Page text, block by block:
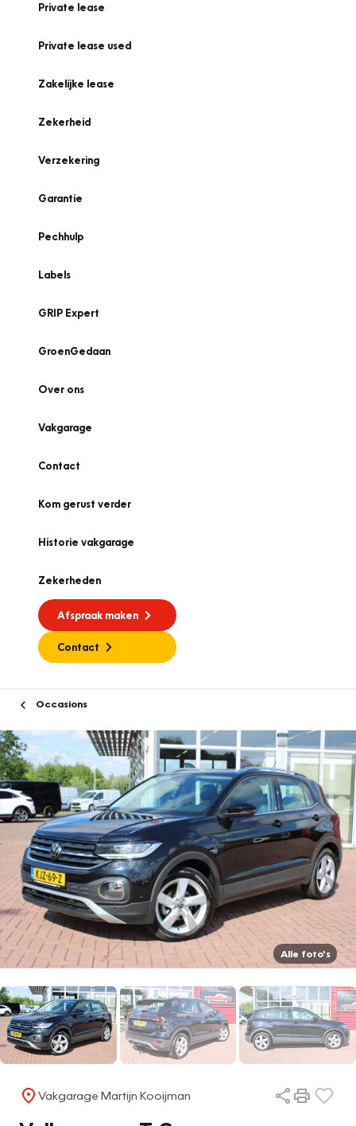
Private lease
Private lease used
Zakelijke lease
Zekerheid
Verzekering
Garantie
Pechhulp
Labels
GRIP Expert
GroenGedaan
Over ons
Vakgarage
Contact
Kom gerust verder
Historie vakgarage
Zekerheden
Afspraak maken
Contact
Occasions
Alle foto's
Vakgarage Martijn Kooijman